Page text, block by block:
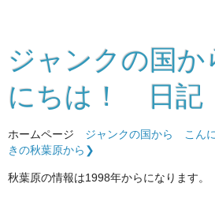
ジャンクの国
にちは！ 日記
ホームページ ジャンクの国から こん
きの秋葉原から❯
秋葉原の情報は1998年からになります。